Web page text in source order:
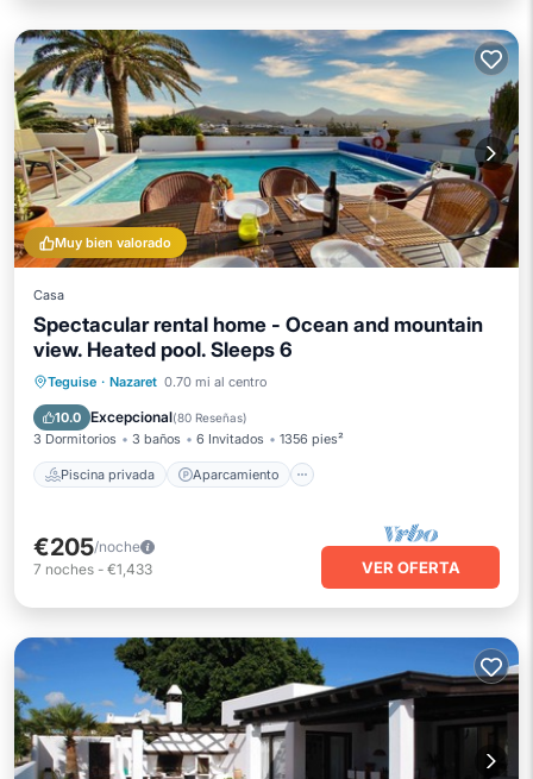
Muy bien valorado
Casa
Spectacular rental home - Ocean and mountain
view. Heated pool. Sleeps 6
Teguise · Nazaret 0.70 mi al centro
10.0 Excepcional(80 Reseñas)
3 Dormitorios 3 baños 6 Invitados 1356 pies²
Piscina privada Aparcamiento
Piscina privada
Aparcamiento
Piscina
Vista al mar
€205/noche
7 noches - €1,433 VER OFERTA